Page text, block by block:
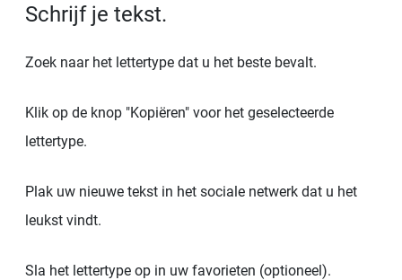
Schrijf je tekst.
Zoek naar het lettertype dat u het beste bevalt.
Klik op de knop "Kopiëren" voor het geselecteerde
lettertype.
Plak uw nieuwe tekst in het sociale netwerk dat u het
leukst vindt.
Sla het lettertype op in uw favorieten (optioneel).